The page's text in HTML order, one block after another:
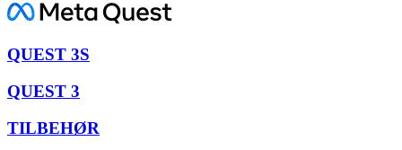
QUEST 3S
QUEST 3
TILBEHØR